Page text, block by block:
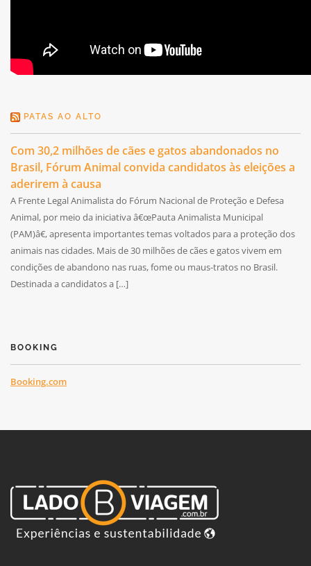
PATAS AO ALTO
Com 30,2 milhões de cães e gatos abandonados no
Brasil, Fórum Animal convida candidatos às eleições a
aderirem à causa
A Frente Legal Animalista do Fórum Nacional de Proteção e Defesa
Animal, por meio da iniciativa â€œPauta Animalista Municipal
(PAM)â€, apresenta importantes temas voltados para a proteção dos
animais nas cidades. Mais de 30 milhões de cães e gatos vivem em
condições de abandono nas ruas, fome ou maus-tratos no Brasil.
Destinada a candidatos a […]
BOOKING
Booking.com